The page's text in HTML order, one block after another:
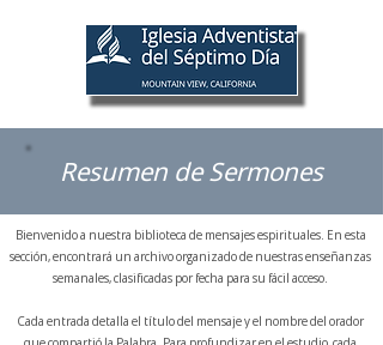
Resumen de Sermones
Bienvenido a nuestra biblioteca de mensajes espirituales. En esta
sección, encontrará un archivo organizado de nuestras enseñanzas
semanales, clasificadas por fecha para su fácil acceso.
Cada entrada detalla el título del mensaje y el nombre del orador